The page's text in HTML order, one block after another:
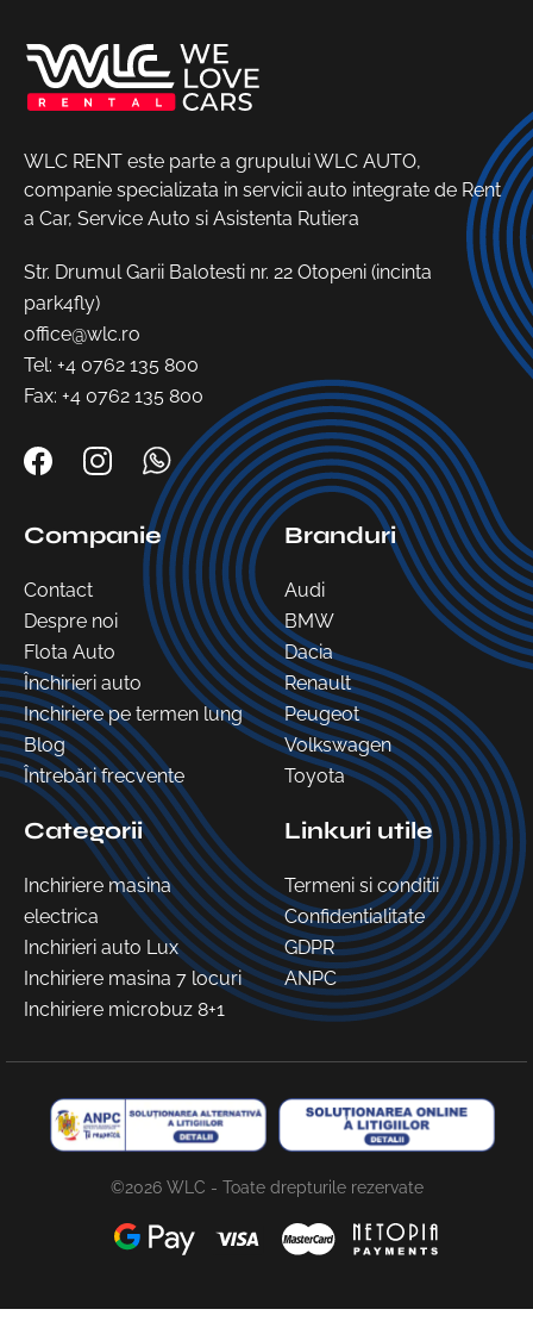
WLC RENT este parte a grupului WLC AUTO,
companie specializata in servicii auto integrate de Rent
a Car, Service Auto si Asistenta Rutiera
Str. Drumul Garii Balotesti nr. 22 Otopeni (incinta
park4fly)
office@wlc.ro
Tel: +4 0762 135 800
Fax: +4 0762 135 800
Companie
Contact
Despre noi
Flota Auto
Închirieri auto
Inchiriere pe termen lung
Blog
Întrebări frecvente
Branduri
Audi
BMW
Dacia
Renault
Peugeot
Volkswagen
Toyota
Categorii
Inchiriere masina
electrica
Inchirieri auto Lux
Inchiriere masina 7 locuri
Inchiriere microbuz 8+1
Linkuri utile
Termeni si conditii
Confidentialitate
GDPR
ANPC
©2026 WLC - Toate drepturile rezervate